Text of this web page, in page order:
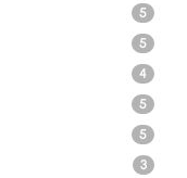
5
5
4
5
5
3